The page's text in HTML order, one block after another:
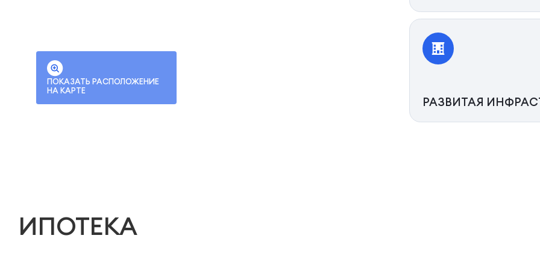
ПОКАЗАТЬ РАСПОЛОЖЕНИЕ
НА КАРТЕ
РАЗВИТАЯ
ИПОТЕКА